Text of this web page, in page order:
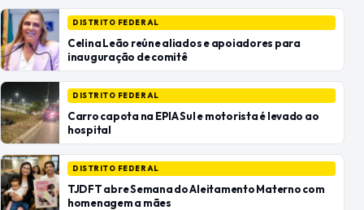
DISTRITO FEDERAL
Celina Leão reúne aliados e apoiadores para
inauguração de comitê
DISTRITO FEDERAL
Carro capota na EPIA Sul e motorista é levado ao
hospital
DISTRITO FEDERAL
TJDFT abre Semana do Aleitamento Materno com
homenagem a mães